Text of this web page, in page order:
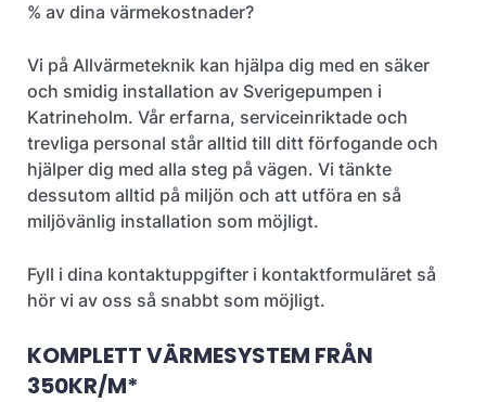
% av dina värmekostnader?
Vi på Allvärmeteknik kan hjälpa dig med en säker
och smidig installation av Sverigepumpen i
Katrineholm. Vår erfarna, serviceinriktade och
trevliga personal står alltid till ditt förfogande och
hjälper dig med alla steg på vägen. Vi tänkte
dessutom alltid på miljön och att utföra en så
miljövänlig installation som möjligt.
Fyll i dina kontaktuppgifter i kontaktformuläret så
hör vi av oss så snabbt som möjligt.
KOMPLETT VÄRMESYSTEM FRÅN
350KR/M*